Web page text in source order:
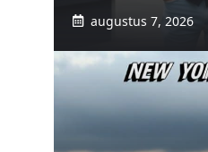
augustus 7, 2026